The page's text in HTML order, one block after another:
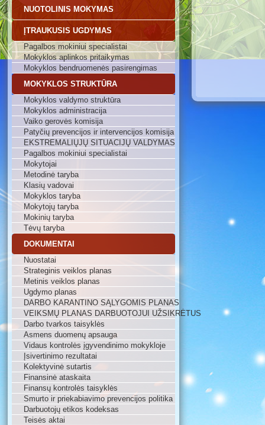
NUOTOLINIS MOKYMAS
ĮTRAUKUSIS UGDYMAS
Pagalbos mokiniui specialistai
Mokyklos aplinkos pritaikymas
Mokyklos bendruomenės pasirengimas
MOKYKLOS STRUKTŪRA
Mokyklos valdymo struktūra
Mokyklos administracija
Vaiko gerovės komisija
Patyčių prevencijos ir intervencijos komisija
EKSTREMALIŲJŲ SITUACIJŲ VALDYMAS
Pagalbos mokiniui specialistai
Mokytojai
Metodinė taryba
Klasių vadovai
Mokyklos taryba
Mokytojų taryba
Mokinių taryba
Tėvų taryba
DOKUMENTAI
Nuostatai
Strateginis veiklos planas
Metinis veiklos planas
Ugdymo planas
DARBO KARANTINO SĄLYGOMIS PLANAS
VEIKSMŲ PLANAS DARBUOTOJUI UŽSIKRĖTUS
Darbo tvarkos taisyklės
Asmens duomenų apsauga
Vidaus kontrolės įgyvendinimo mokykloje
Įsivertinimo rezultatai
Kolektyvinė sutartis
Finansinė ataskaita
Finansų kontrolės taisyklės
Smurto ir priekabiavimo prevencijos politika
Darbuotojų etikos kodeksas
Teisės aktai